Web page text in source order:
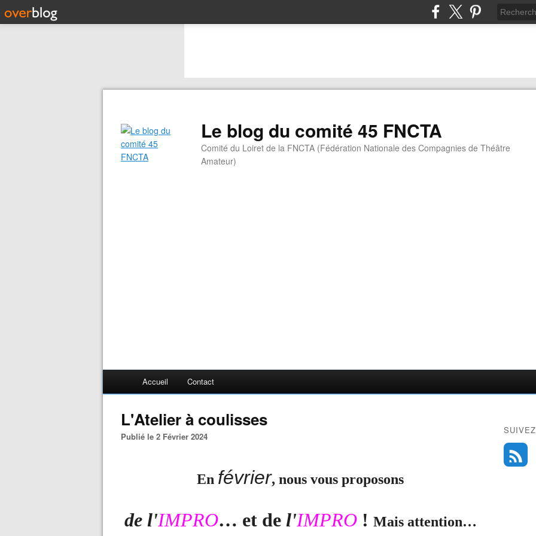
Le blog du comité 45 FNCTA
Comité du Loiret de la FNCTA (Fédération Nationale des Compagnies de Théâtre
Amateur)
Accueil Contact
L'Atelier à coulisses
Publié le 2 Février 2024
En février, nous vous proposons
de l'IMPRO… et de l'IMPRO! Mais attention…